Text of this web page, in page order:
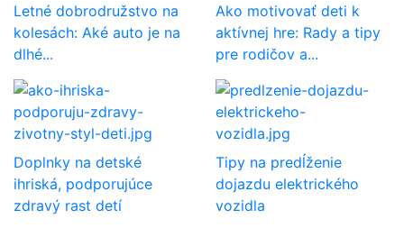
Letné dobrodružstvo na
kolesách: Aké auto je na
dlhé...
Ako motivovať deti k
aktívnej hre: Rady a tipy
pre rodičov a...
Doplnky na detské
ihriská, podporujúce
zdravý rast detí
Tipy na predĺženie
dojazdu elektrického
vozidla